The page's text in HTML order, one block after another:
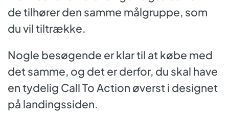
de tilhører den samme målgruppe, som
du vil tiltrække.
Nogle besøgende er klar til at købe med
det samme, og det er derfor, du skal have
en tydelig Call To Action øverst i designet
på landingssiden.